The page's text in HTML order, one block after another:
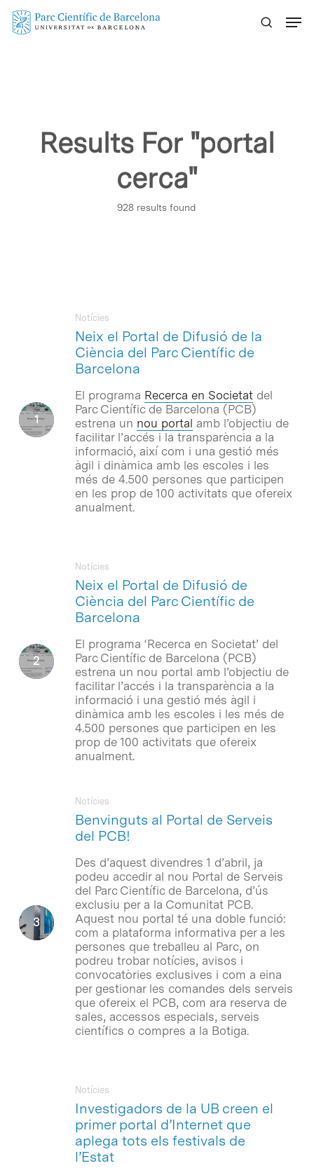
Skip
Results For "portal
cerca"
928 results found
Neix el Portal de Difusió de la
Ciència del Parc Científic de
Barcelona
Notícies
El programa Recerca en Societatdel
Parc Científic de Barcelona (PCB)
estrena un nou portal amb l’objectiu de
facilitar l’accés i la transparència a la
informació, així com i una gestió més
àgil i dinàmica amb les escoles i les
més de 4.500 persones que participen
en les prop de 100 activitats que ofereix
anualment.
Neix el Portal de Difusió de
Ciència del Parc Científic de
Barcelona
Notícies
El programa ‘Recerca en Societat’ del
Parc Científic de Barcelona (PCB)
estrena un nou portal amb l’objectiu de
facilitar l’accés i la transparència a la
informació i una gestió més àgil i
dinàmica amb les escoles i les més de
4.500 persones que participen en les
prop de 100 activitats que ofereix
anualment.
Benvinguts al Portal de Serveis
del PCB!
Notícies
Des d’aquest divendres 1 d’abril, ja
podeu accedir al nou Portal de Serveis
del Parc Científic de Barcelona, d’ús
exclusiu per a la Comunitat PCB.
Aquest nou portal té una doble funció:
com a plataforma informativa per a les
persones que treballeu al Parc, on
podreu trobar notícies, avisos i
convocatòries exclusives i com a eina
per gestionar les comandes dels serveis
que ofereix el PCB, com ara reserva de
sales, accessos especials, serveis
científics o compres a la Botiga.
Investigadors de la UB creen el
primer portal d’Internet que
aplega tots els festivals de
l’Estat
Notícies